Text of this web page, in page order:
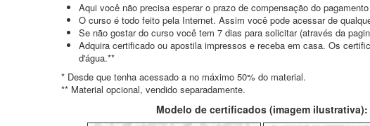
Aqui você não precisa esperar o prazo de compensação do
O curso é todo feito pela Internet. Assim você pode acessar de
Se não gostar do curso você tem 7 dias para solicitar (através da
Adquira certificado ou apostila impressos e receba em casa. Os
d'água.**
* Desde que tenha acessado a no máximo 50% do material.
** Material opcional, vendido separadamente.
Modelo de certificados (imagem ilustrativa):